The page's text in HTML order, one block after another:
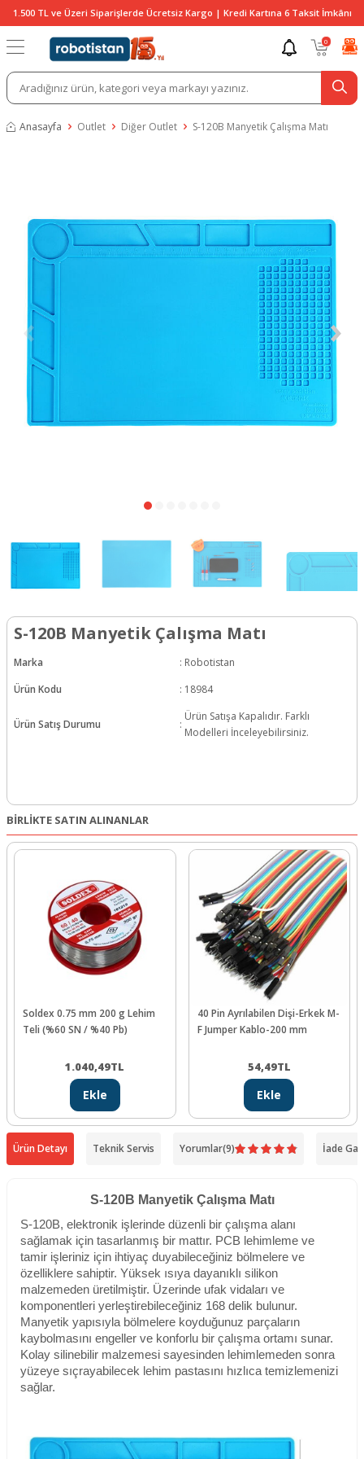
1.500 TL ve Üzeri Siparişlerde Ücretsiz Kargo | Kredi Kartına 6 Taksit İmkânı
0
Anasayfa Outlet Diğer Outlet S-120B Manyetik Çalışma Matı
S-120B Manyetik Çalışma Matı
Marka : Robotistan
Ürün Kodu
: 18984
Ürün Satış Durumu :
Ürün Satışa Kapalıdır. Farklı
Modelleri İnceleyebilirsiniz.
BİRLİKTE SATIN ALINANLAR
Soldex 0.75 mm 200 g Lehim
Teli (%60 SN / %40 Pb)
1.040,49TL
Ekle
40 Pin Ayrılabilen Dişi-Erkek M-
F Jumper Kablo-200 mm
54,49TL
Ekle
Ürün Detayı Teknik Servis Yorumlar(9) İade
S-120B Manyetik Çalışma Matı
S-120B, elektronik işlerinde düzenli bir çalışma alanı
sağlamak için tasarlanmış bir mattır. PCB lehimleme ve
tamir işleriniz için ihtiyaç duyabileceğiniz bölmelere ve
özelliklere sahiptir. Yüksek ısıya dayanıklı silikon
malzemeden üretilmiştir. Üzerinde ufak vidaları ve
komponentleri yerleştirebileceğiniz 168 delik bulunur.
Manyetik yapısıyla bölmelere koyduğunuz parçaların
kaybolmasını engeller ve konforlu bir çalışma ortamı sunar.
Kolay silinebilir malzemesi sayesinden lehimlemeden sonra
yüzeye sıçrayabilecek lehim pastasını hızlıca temizlemenizi
sağlar.